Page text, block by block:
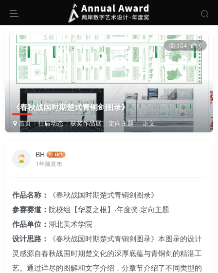
《春秋战国时期楚式青铜剑图录》
首页 往届动态 获奖作品展 定向主题 正文
154 6
BH
1年前发布
作品名称： 《春秋战国时期楚式青铜剑图录》
参赛赛道： 院校组【华夏之根】·年度奖·定向主题
作品单位： 湖北美术学院
设计思路：
《春秋战国时期楚式青铜剑图录》本图录的设计
灵感源自春秋战国时期楚文化的深厚底蕴与青铜剑的精湛工
艺。通过详尽的图解和文字介绍，分章节介绍了不同类型的